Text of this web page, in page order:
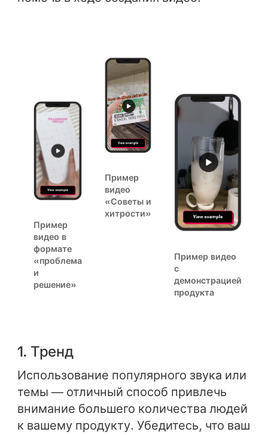
Пример
видео в
формате
«проблема
и
решение»
Пример
видео
«Советы и
хитрости»
Пример видео
с
демонстрацией
продукта
1. Тренд
Использование популярного звука или
темы — отличный способ привлечь
внимание большего количества людей
к вашему продукту. Убедитесь, что ваш